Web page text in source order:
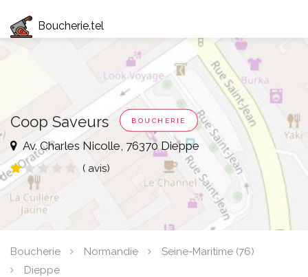
Boucherie.tel
Coop Saveurs BOUCHERIE
Av. Charles Nicolle, 76370 Dieppe
( avis)
Boucherie Normandie
Seine-Maritime (76)
Dieppe